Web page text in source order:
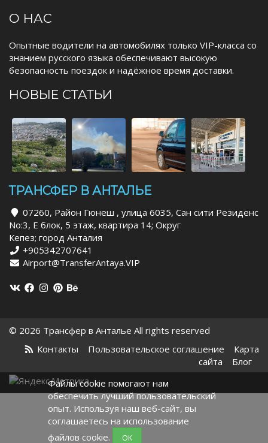
Файлы cookie помогают нам
обеспечить лучший пользовательский
опыт. Используя наш веб-сайт, вы
соглашаетесь на использование
файлов cookie.
OK
О НАС
Опытные водители на автомобилях только VIP-класса со
знанием русского языка обеспечивают высокую
безопасность поездок и надёжное время доставки.
НОВЫЕ СТАТЬИ
ТРАНСФЕР В АНТАЛЬЕ
07260, Район Гюнеш , улица 6035, Сан сити Резиденс
No:3, Е блок, 5 этаж, квартира 14; Округ
Кепез; город Анталия
+905342707641
Airport@TransferAntaya.VIP
© 2026 Трансфер в Анталье All rights reserved
Контакты
Пользовательское соглашение
Карта
сайта
Блог